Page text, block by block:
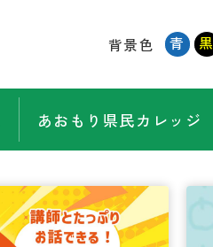
背景色 青 黒
あおもり県民カレッジ